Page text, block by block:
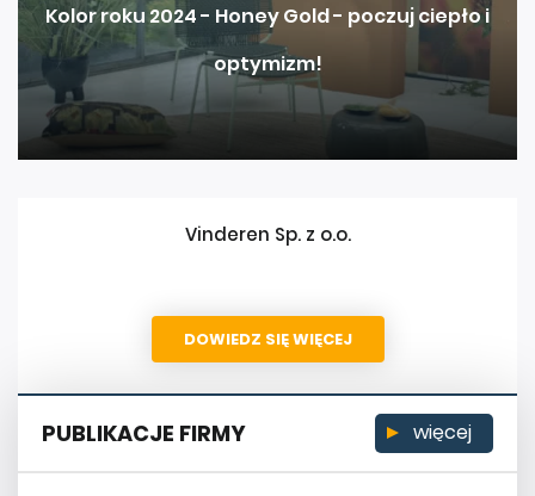
Kolor roku 2024 - Honey Gold - poczuj ciepło i
optymizm!
Vinderen Sp. z o.o.
DOWIEDZ SIĘ WIĘCEJ
PUBLIKACJE FIRMY więcej